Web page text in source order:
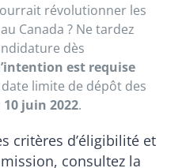
révolutionner les
Canada ? Ne tardez
dès
est requise
limite de dépôt des
10 juin 2022.
critères d’éligibilité et
consultez la